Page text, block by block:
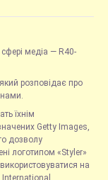
сфері медіа — R40-
розповідає про
їхнім
Getty Images,
дозволу
логотипом «Styler»
на